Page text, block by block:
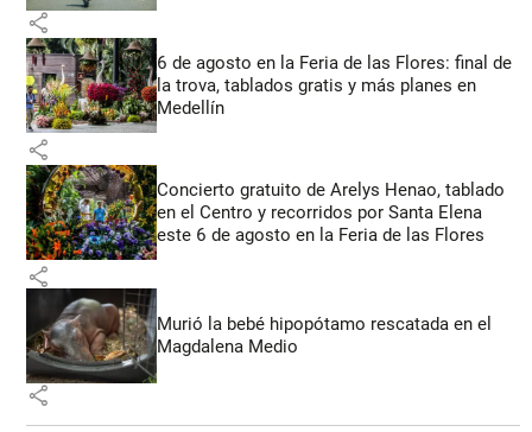
share
6 de agosto en la Feria de las Flores: final de
la trova, tablados gratis y más planes en
Medellín
share
Concierto gratuito de Arelys Henao, tablado
en el Centro y recorridos por Santa Elena
este 6 de agosto en la Feria de las Flores
share
Murió la bebé hipopótamo rescatada en el
Magdalena Medio
share